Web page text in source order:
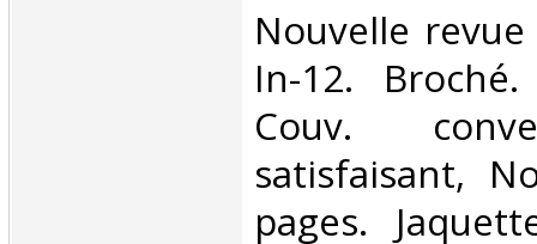
‎Nouvelle
In-12.
Couv.
satisfaisant,
pages.